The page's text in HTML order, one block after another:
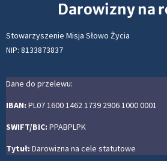
Darowizny na
Stowarzyszenie Misja Słowo Życia
NIP: 8133873837
Dane do przelewu:
IBAN: PL07 1600 1462 1739 2906 1000 0001
SWIFT/BIC: PPABPLPK
Tytuł: Darowizna na cele statutowe